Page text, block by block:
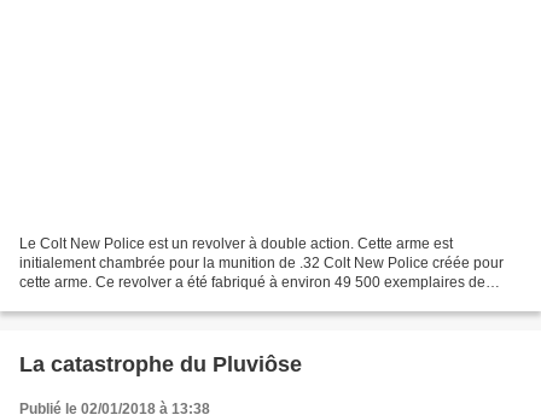
Le Colt New Police est un revolver à double action. Cette arme est
initialement chambrée pour la munition de .32 Colt New Police créée pour
cette arme. Ce revolver a été fabriqué à environ 49 500 exemplaires de
La catastrophe du Pluviôse
Publié le 02/01/2018 à 13:38